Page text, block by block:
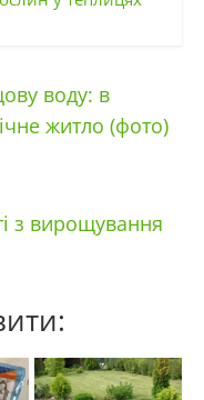
воду: в
житло (фото)
з вирощування